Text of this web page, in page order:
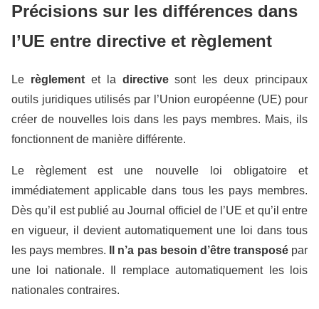
Précisions sur les différences dans
l’UE entre directive et règlement
Le règlementet la directivesont les deux principaux
outils juridiques utilisés par l’Union européenne (UE) pour
créer de nouvelles lois dans les pays membres. Mais, ils
fonctionnent de manière différente.
Le règlement est une nouvelle loi obligatoire et
immédiatement applicable dans tous les pays membres.
Dès qu’il est publié au Journal officiel de l’UE et qu’il entre
en vigueur, il devient automatiquement une loi dans tous
les pays membres.
Il n’a pas besoin d’être transposépar
une loi nationale. Il remplace automatiquement les lois
nationales contraires.